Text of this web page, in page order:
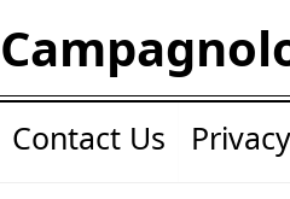
Contact Us